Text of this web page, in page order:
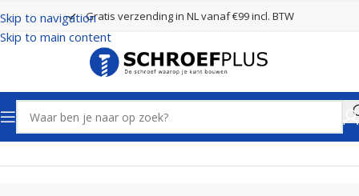
Skip to navigation
Skip to main content
Gratis verzending in NL vanaf €99 incl. BTW
Home Boren Spiraalboren